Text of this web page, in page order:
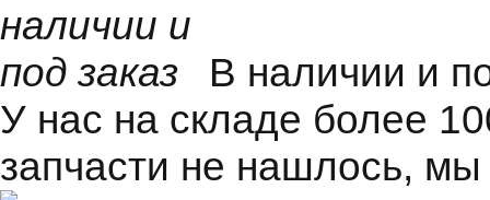
В наличии и
У нас на складе более
запчасти не нашлось,